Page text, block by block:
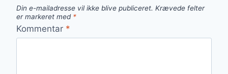
Din e-mailadresse vil ikke blive publiceret. Krævede felter
er markeret med *
Kommentar *